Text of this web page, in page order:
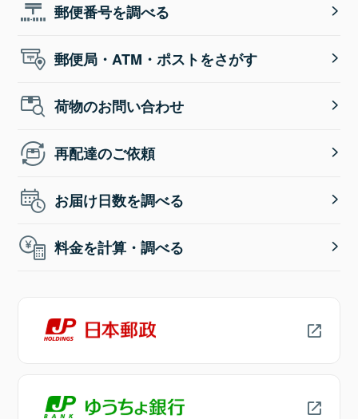
郵便番号を調べる
郵便局・ATM・ポストをさがす
荷物のお問い合わせ
再配達のご依頼
お届け日数を調べる
料金を計算・調べる